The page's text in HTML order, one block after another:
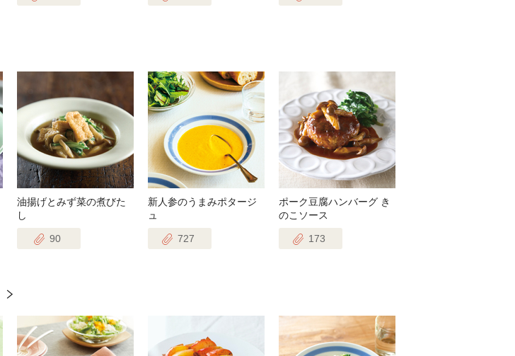
油揚げとみず菜の煮びた
し
90
新人参のうまみポタージ
ュ
727
ポーク豆腐ハンバーグ き
のこソース
173